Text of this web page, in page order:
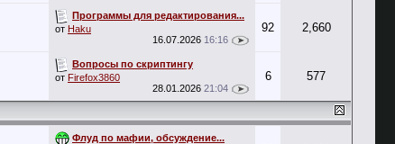
Программы для редактирования...
от Haku
16.07.2026 16:16
92 2,660
Вопросы по скриптингу
от Firefox3860
28.01.2026 21:04
6 577
Флуд по мафии, обсуждение...